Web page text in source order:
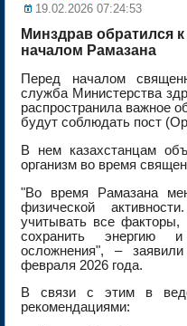
19.02.2026 07:24:53
Минздрав обратился
началом Рамазана
Перед началом
служба Министерства
распространила важное
будут соблюдать пост
В нем казахстанцам
организм во время
"Во время Рамазана
физической
учитывать все
сохранить энергию и
осложнения", –
февраля 2026 года.
В связи с этим в
рекомендациями: